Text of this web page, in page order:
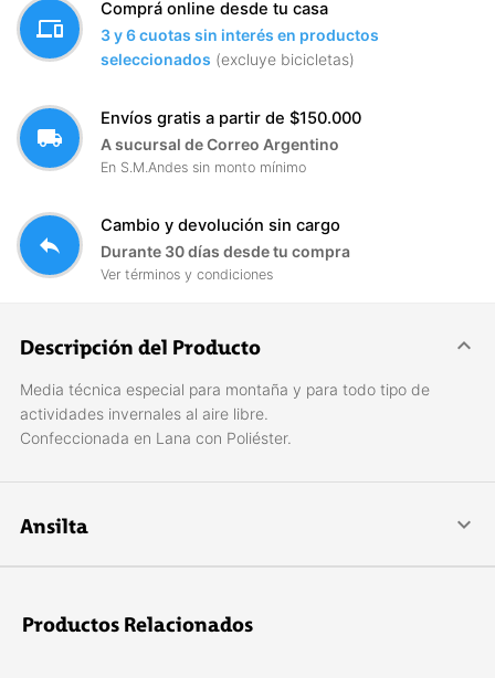
devices
Comprá online desde tu casa
3 y 6 cuotas sin interés en productos
seleccionados (excluye bicicletas)
local_shipping
Envíos gratis a partir de $150.000
A sucursal de Correo Argentino
En S.M.Andes sin monto mínimo
reply
Cambio y devolución sin cargo
Durante 30 días desde tu compra
Ver términos y condiciones
Descripción del Producto
Media técnica especial para montaña y para todo tipo de
actividades invernales al aire libre.
Confeccionada en Lana con Poliéster.
Ansilta
Comenzamos en 1980 en San Juan, Argentina, con el único
actividad, confeccionando indumentaria técnica de montaña,
Productos Relacionados